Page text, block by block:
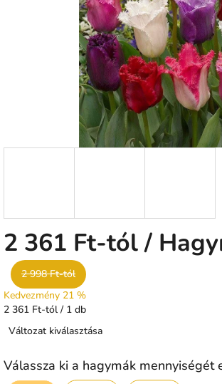
2 361 Ft-tól/
2 998 Ft-tól
Kedvezmény 21 %
Egységár:
2 361 Ft-tól / 1 db
Változat kiválasztása
Válassza ki a hagymák mennyiségét